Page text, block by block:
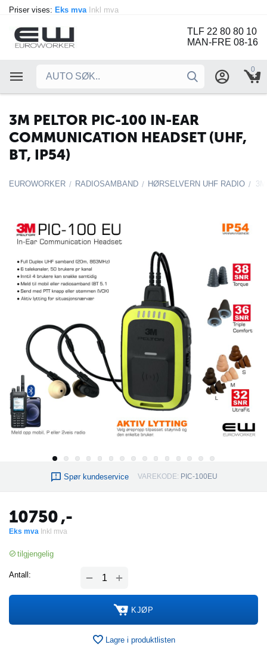
Priser vises: Eks mva Inkl mva
TLF 22 80 80 10
MAN-FRE 08-16
0
3M PELTOR PIC-100 IN-EAR
COMMUNICATION HEADSET (UHF,
BT, IP54)
EUROWORKER / RADIOSAMBAND / HØRSELVERN UHF RADIO /
Spør kundeservice VAREKODE: PIC-100EU
10750,-
Eks mva Inkl mva
tilgjengelig
Antall: +
−
KJØP
Lagre i produktlisten